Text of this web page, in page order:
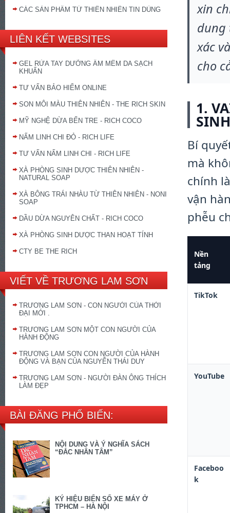
CÁC SẢN PHẨM TỪ THIÊN NHIÊN TIN DÙNG
LIÊN KẾT WEBSITES
GEL RỬA TAY DƯỠNG ẨM MỀM DA SẠCH
KHUẨN
TƯ VẤN BẢO HIỂM ONLINE
SON MÔI MÀU THIÊN NHIÊN - THE RICH SKIN
MỸ NGHỆ DỪA BẾN TRE - RICH COCO
NẤM LINH CHI ĐỎ - RICH LIFE
TƯ VẤN NẤM LINH CHI - RICH LIFE
XÀ PHÒNG SINH DƯỢC THIÊN NHIÊN -
NATURAL SOAP
XÀ BÔNG TRÁI NHÀU TỪ THIÊN NHIÊN - NONI
SOAP
DẦU DỪA NGUYÊN CHẤT - RICH COCO
XÀ PHÒNG SINH DƯỢC THAN HOẠT TÍNH
CTY BE THE RICH
VIẾT VỀ TRƯƠNG LAM SƠN
TRƯƠNG LAM SƠN - CON NGƯỜI CỦA THỜI
ĐẠI MỚI .
TRƯƠNG LAM SƠN MỘT CON NGƯỜI CỦA
HÀNH ĐỘNG
TRƯƠNG LAM SƠN CON NGƯỜI CỦA HÀNH
ĐỘNG VÀ BẠN CỦA NGUYỄN THÁI DUY
TRƯƠNG LAM SƠN - NGƯỜI ĐÀN ÔNG THÍCH
LÀM ĐẸP
BÀI ĐĂNG PHỔ BIẾN:
NỘI DUNG VÀ Ý NGHĨA SÁCH
“ĐẮC NHÂN TÂM”
KÝ HIỆU BIỂN SỐ XE MÁY Ở
TPHCM – HÀ NỘI
xin
dung
xác
cho
1.
Bí
mà
chính
vận
phễu
Nền
tảng
TikTok
YouTube
Faceboo
k